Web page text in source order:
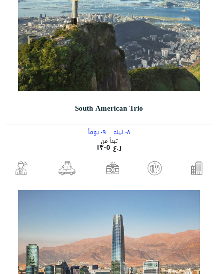
South American Trio
٠٨ ليلة ٠٩ يوماً
تبدأ منر.ع ١٣٠٥